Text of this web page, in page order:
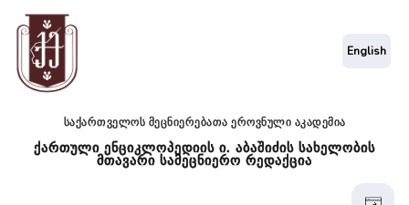
საქართველოს მეცნიერებათა ეროვნული აკადემია
ქართული ენციკლოპედიის ი. აბაშიძის სახელობის
მთავარი სამეცნიერო რედაქცია
English